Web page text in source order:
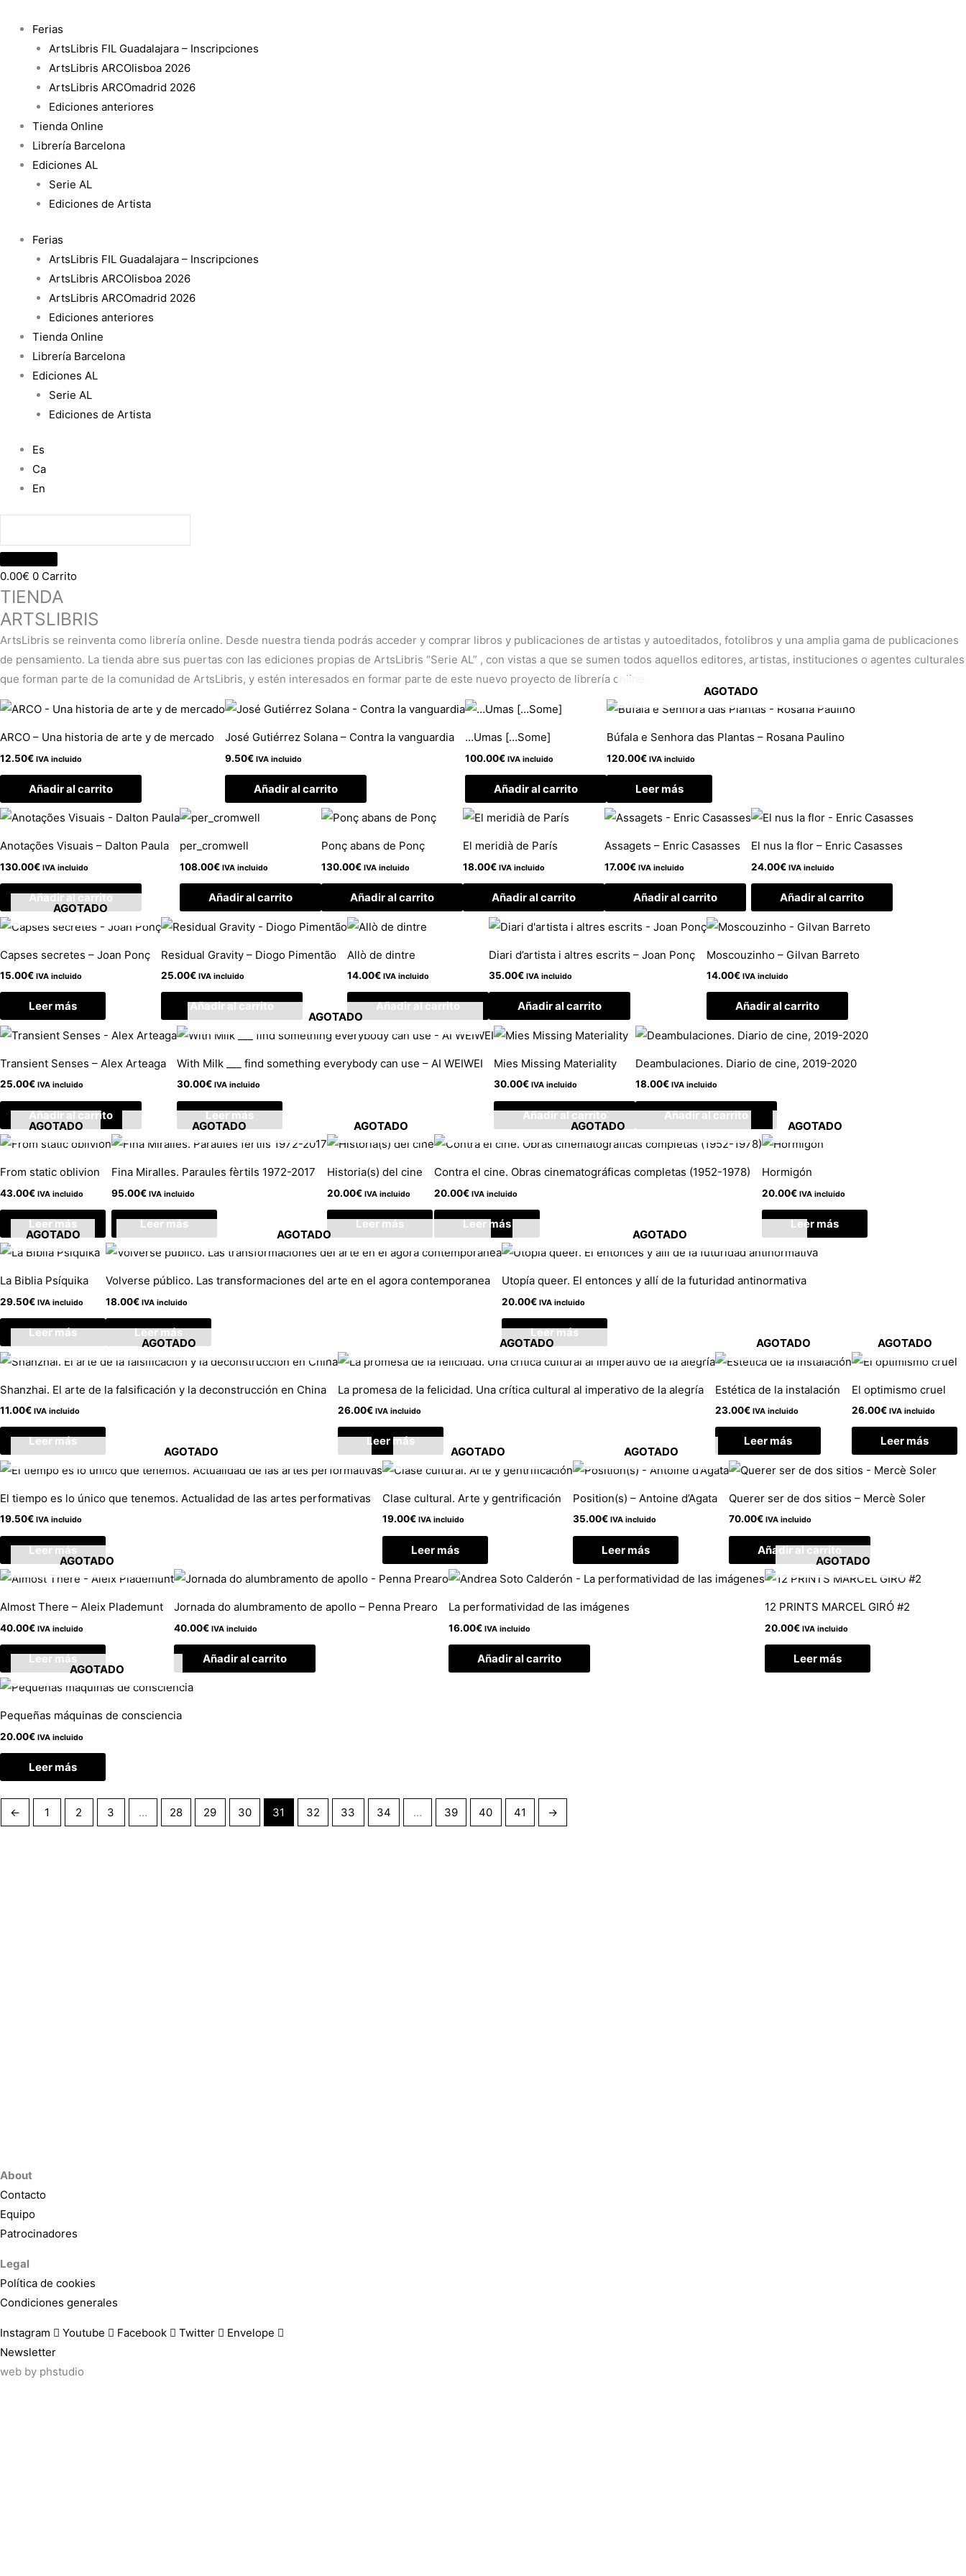
contenido
Ferias
ArtsLibris FIL Guadalajara – Inscripciones
ArtsLibris ARCOlisboa 2026
ArtsLibris ARCOmadrid 2026
Ediciones anteriores
Tienda Online
Librería Barcelona
Ediciones AL
Serie AL
Ediciones de Artista
Ferias
ArtsLibris FIL Guadalajara – Inscripciones
ArtsLibris ARCOlisboa 2026
ArtsLibris ARCOmadrid 2026
Ediciones anteriores
Tienda Online
Librería Barcelona
Ediciones AL
Serie AL
Ediciones de Artista
Es
Ca
En
0.00€ 0 Carrito
TIENDA
ARTSLIBRIS
ArtsLibris se reinventa como librería online. Desde nuestra tienda podrás acceder y comprar libros y publicaciones de artistas y autoeditados, fotolibros y una amplia gama de publicaciones
de pensamiento. La tienda abre sus puertas con las ediciones propias de ArtsLibris “Serie AL” , con vistas a que se sumen todos aquellos editores, artistas, instituciones o agentes culturales
que forman parte de la comunidad de ArtsLibris, y estén interesados en formar parte de este nuevo proyecto de librería online.
ARCO – Una historia de arte y de mercado
12.50€ IVA incluido
Añadir al carrito
José Gutiérrez Solana – Contra la vanguardia
9.50€ IVA incluido
Añadir al carrito
…Umas […Some]
100.00€ IVA incluido
Añadir al carrito
AGOTADO
Búfala e Senhora das Plantas – Rosana Paulino
120.00€ IVA incluido
Leer más
Anotações Visuais – Dalton Paula
130.00€ IVA incluido
Añadir al carrito
per_cromwell
108.00€ IVA incluido
Añadir al carrito
Ponç abans de Ponç
130.00€ IVA incluido
Añadir al carrito
El meridià de París
18.00€ IVA incluido
Añadir al carrito
Assagets – Enric Casasses
17.00€ IVA incluido
Añadir al carrito
El nus la flor – Enric Casasses
24.00€ IVA incluido
Añadir al carrito
AGOTADO
Capses secretes – Joan Ponç
15.00€ IVA incluido
Leer más
Residual Gravity – Diogo Pimentão
25.00€ IVA incluido
Añadir al carrito
Allò de dintre
14.00€ IVA incluido
Añadir al carrito
Diari d’artista i altres escrits – Joan Ponç
35.00€ IVA incluido
Añadir al carrito
Moscouzinho – Gilvan Barreto
14.00€ IVA incluido
Añadir al carrito
Transient Senses – Alex Arteaga
25.00€ IVA incluido
Añadir al carrito
AGOTADO
With Milk ___ find something everybody can use – AI WEIWEI
30.00€ IVA incluido
Leer más
Mies Missing Materiality
30.00€ IVA incluido
Añadir al carrito
Deambulaciones. Diario de cine, 2019-2020
18.00€ IVA incluido
Añadir al carrito
AGOTADO
From static oblivion
43.00€ IVA incluido
Leer más
AGOTADO
Fina Miralles. Paraules fèrtils 1972-2017
95.00€ IVA incluido
Leer más
AGOTADO
Historia(s) del cine
20.00€ IVA incluido
Leer más
AGOTADO
Contra el cine. Obras cinematográficas completas (1952-1978)
20.00€ IVA incluido
Leer más
AGOTADO
Hormigón
20.00€ IVA incluido
Leer más
AGOTADO
La Biblia Psíquika
29.50€ IVA incluido
Leer más
AGOTADO
Volverse público. Las transformaciones del arte en el agora contemporanea
18.00€ IVA incluido
Leer más
AGOTADO
Utopía queer. El entonces y allí de la futuridad antinormativa
20.00€ IVA incluido
Leer más
AGOTADO
Shanzhai. El arte de la falsificación y la deconstrucción en China
11.00€ IVA incluido
Leer más
AGOTADO
La promesa de la felicidad. Una crítica cultural al imperativo de la alegría
26.00€ IVA incluido
Leer más
AGOTADO
Estética de la instalación
23.00€ IVA incluido
Leer más
AGOTADO
El optimismo cruel
26.00€ IVA incluido
Leer más
AGOTADO
El tiempo es lo único que tenemos. Actualidad de las artes performativas
19.50€ IVA incluido
Leer más
AGOTADO
Clase cultural. Arte y gentrificación
19.00€ IVA incluido
Leer más
AGOTADO
Position(s) – Antoine d’Agata
35.00€ IVA incluido
Leer más
Querer ser de dos sitios – Mercè Soler
70.00€ IVA incluido
Añadir al carrito
AGOTADO
Almost There – Aleix Plademunt
40.00€ IVA incluido
Leer más
Jornada do alumbramento de apollo – Penna Prearo
40.00€ IVA incluido
Añadir al carrito
La performatividad de las imágenes
16.00€ IVA incluido
Añadir al carrito
AGOTADO
12 PRINTS MARCEL GIRÓ #2
20.00€ IVA incluido
Leer más
AGOTADO
Pequeñas máquinas de consciencia
20.00€ IVA incluido
Leer más
← 1 2 3 … 28 29 30 31 32 33 34 … 39 40 41 →
About
Contacto
Equipo
Patrocinadores
Legal
Política de cookies
Condiciones generales
Instagram Youtube Facebook Twitter
Envelope
Newsletter
web by phstudio